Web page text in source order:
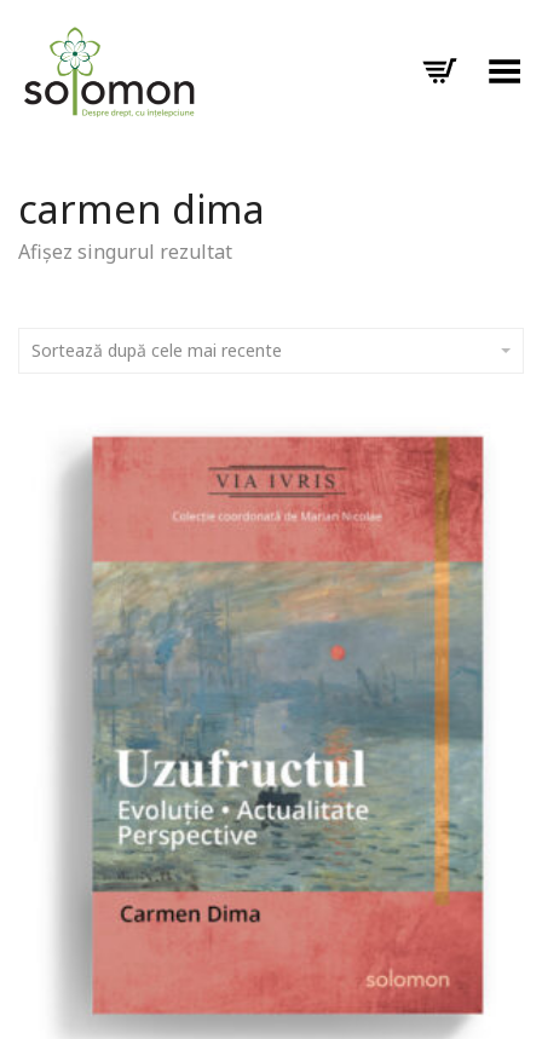
Toggle Menu
carmen dima
Afișez singurul rezultat
Sortează după cele mai recente